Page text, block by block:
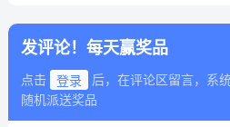
发评论！每天赢奖品
点击 登录
后，在评论区留言，系
随机派送奖品